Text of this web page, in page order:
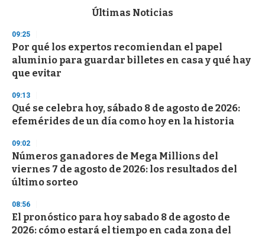
d
s
o
f
3
s
e
c
o
d
s
Últimas Noticias
09:25
Por qué los expertos recomiendan el papel
aluminio para guardar billetes en casa y qué hay
que evitar
09:13
Qué se celebra hoy, sábado 8 de agosto de 2026:
efemérides de un día como hoy en la historia
09:02
Números ganadores de Mega Millions del
viernes 7 de agosto de 2026: los resultados del
último sorteo
08:56
El pronóstico para hoy sabado 8 de agosto de
2026: cómo estará el tiempo en cada zona del